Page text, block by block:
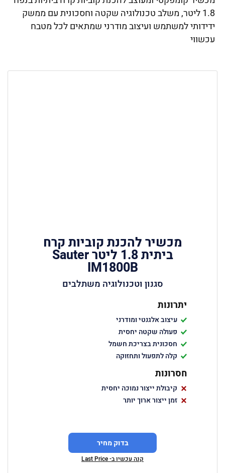
1.8 ליטר, משלב טכנולוגיה שקטה וחסכונית עם ממשק
ידידותי למשתמש ועיצוב מודרני שמתאים לכל מטבח
עכשווי
מכשיר להכנת קוביות קרח
ביתית 1.8 ליטר Sauter
IM1800B
סגנון וטכנולוגיה משתלבים
יתרונות
עיצוב אלגנטי ומודרני
פעולה שקטה יחסית
חסכונית בצריכת חשמל
קלה לתפעול ותחזוקה
חסרונות
קיבולת ייצור נמוכה יחסית
זמן ייצור ארוך יותר
בדוק מחיר
קנה עכשיו ב- Last Price